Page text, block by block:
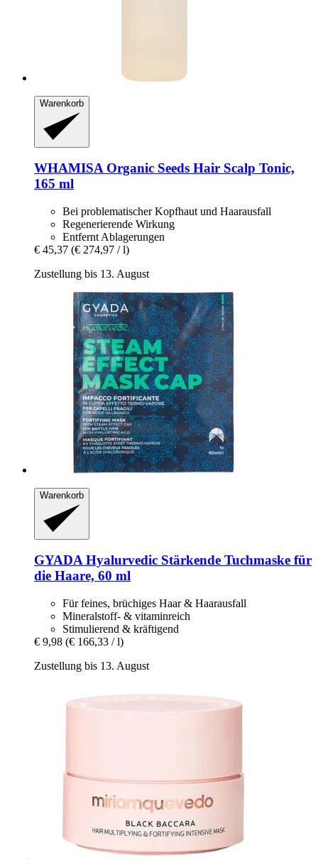
Warenkorb
WHAMISAOrganic Seeds Hair Scalp Tonic,
165 ml
Bei problematischer Kopfhaut und Haarausfall
Regenerierende Wirkung
Entfernt Ablagerungen
€ 45,37 (€ 274,97 / l)
Zustellung bis 13. August
Warenkorb
GYADAHyalurvedic Stärkende Tuchmaske für
die Haare, 60 ml
Für feines, brüchiges Haar & Haarausfall
Mineralstoff- & vitaminreich
Stimulierend & kräftigend
€ 9,98 (€ 166,33 / l)
Zustellung bis 13. August